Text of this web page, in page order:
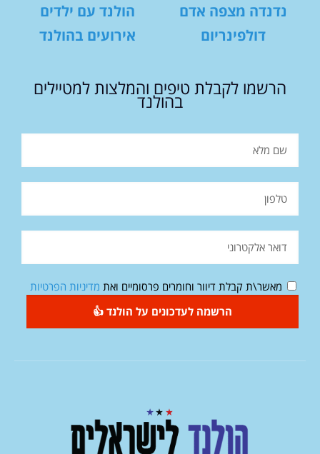
נדנדה מצפה אדם
דולפינריום
הולנד עם ילדים
אירועים בהולנד
הרשמו לקבלת טיפים והמלצות למטיילים
בהולנד
מאשר\ת קבלת דיוור וחומרים פרסומיים ואת מדיניות הפרטיות
הרשמה לעדכונים על הולנד 👍